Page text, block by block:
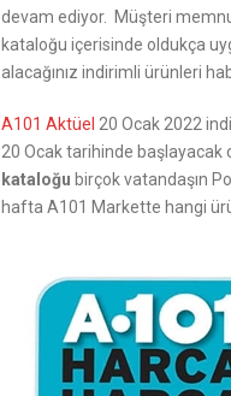
devam ediyor. Müşteri
kataloğu içerisinde oldukça
alacağınız indirimli ürünleri
A101 Aktüel 20 Ocak 2022
20 Ocak tarihinde başlayacak
kataloğu birçok vatandaşın
hafta A101 Markette hangi